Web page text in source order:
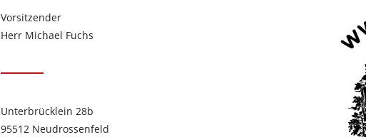
Vorsitzender
Herr Michael Fuchs
Unterbrücklein 28b
95512 Neudrossenfeld